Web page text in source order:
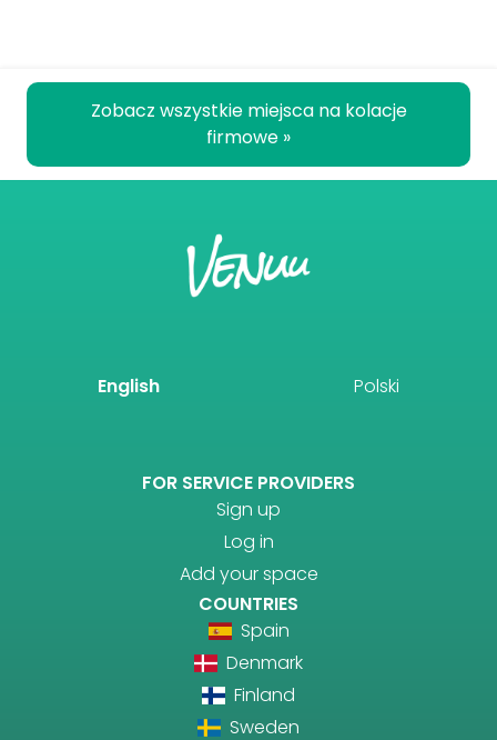
Zobacz wszystkie miejsca na kolacje
firmowe »
English Polski
FOR SERVICE PROVIDERS
Sign up
Log in
Add your space
COUNTRIES
Spain
Denmark
Finland
Sweden